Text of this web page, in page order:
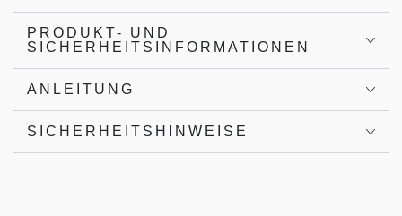
PRODUKT- UND
SICHERHEITSINFORMATIONEN
ANLEITUNG
SICHERHEITSHINWEISE